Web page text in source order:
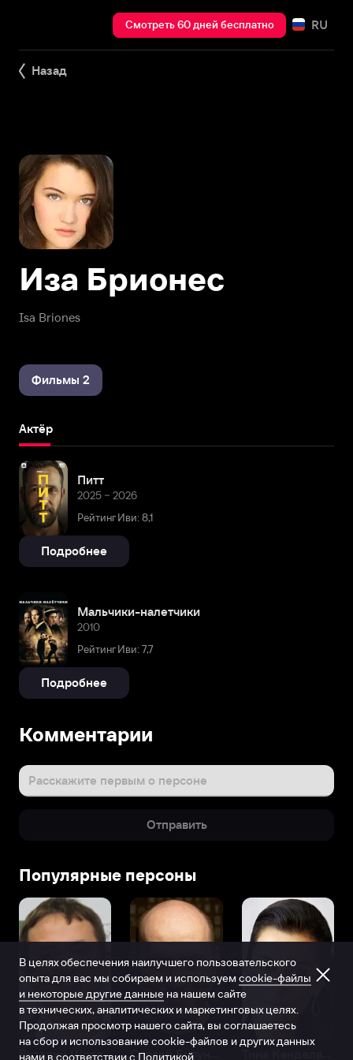
Смотреть 60 дней бесплатно RU
Назад
Isa Briones
Иза Брионес
Фильмы 2
Актёр
Питт
2025 – 2026
Рейтинг Иви: 8,1
Подробнее
Мальчики-налетчики
2010
Рейтинг Иви: 7,7
Подробнее
Комментарии
Расскажите первым о персоне
Отправить
Популярные персоны
Виталий Шляппо
В целях обеспечения наилучшего пользовательского
опыта для вас мы собираем и используем cookie-файлы
и некоторые другие данные на нашем сайте
в технических, аналитических и маркетинговых целях.
Продолжая просмотр нашего сайта, вы соглашаетесь
на сбор и использование cookie-файлов и других данных
нами в соответствии с Политикой